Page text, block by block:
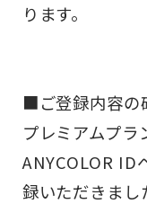
ります。
■ご登録内容の
プレミアムプ
ANYCOLOR ID
録いただきま